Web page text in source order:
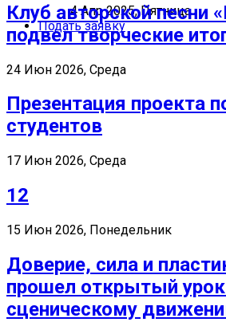
4 Апр 2025, Пятница
Подать заявку
Клуб авторской песни
подвел творческие
24 Июн 2026, Среда
Презентация проекта
студентов
17 Июн 2026, Среда
12
15 Июн 2026, Понедельник
Доверие, сила и
прошел открытый
сценическому